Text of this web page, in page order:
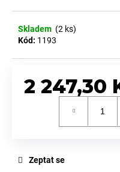
Skladem (2 ks)
Kód: 1193
2 247,30
Zeptat se